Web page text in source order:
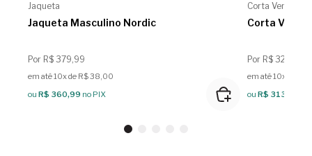
Jaqueta
Jaqueta Masculino Nordic
Por R$ 379,99
em até 10x de R$ 38,00
ou R$ 360,99 no PIX
Corta Vento
Corta Vento
Por R$ 329,99
em até 10x de R$
ou R$ 313,49